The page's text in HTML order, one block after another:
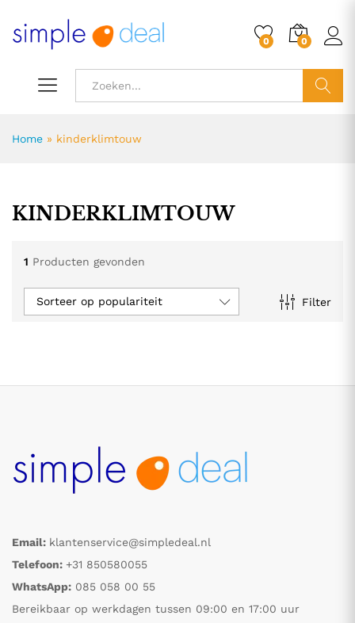
0 0
Home » kinderklimtouw
KINDERKLIMTOUW
1 Producten gevonden
Filter
Sorteer op populariteit
Email: klantenservice@simpledeal.nl
Telefoon: +31 850580055
WhatsApp: 085 058 00 55
Bereikbaar op werkdagen tussen 09:00 en 17:00 uur